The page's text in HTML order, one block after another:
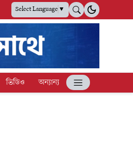
Select Language▼
ভিডিও অন্যান্য